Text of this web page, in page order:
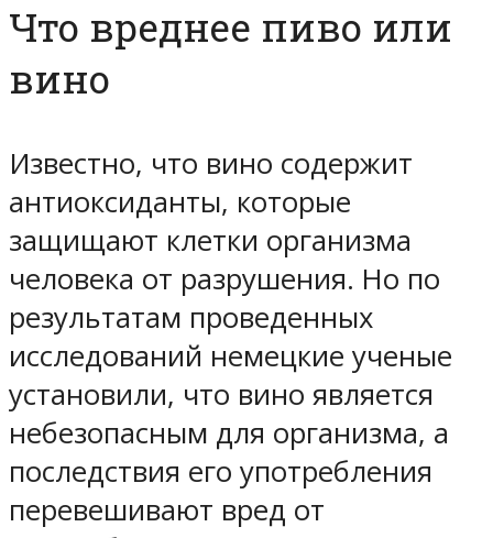
Что вреднее пиво или
вино
Известно, что вино содержит
антиоксиданты, которые
защищают клетки организма
человека от разрушения. Но по
результатам проведенных
исследований немецкие ученые
установили, что вино является
небезопасным для организма, а
последствия его употребления
перевешивают вред от